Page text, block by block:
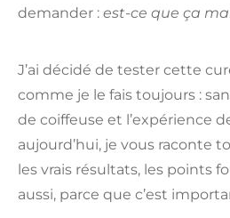
demander : est-ce que ça
J’ai décidé de tester cette
comme je le fais toujours :
de coiffeuse et l’expérience
aujourd’hui, je vous raconte
les vrais résultats, les points
aussi, parce que c’est